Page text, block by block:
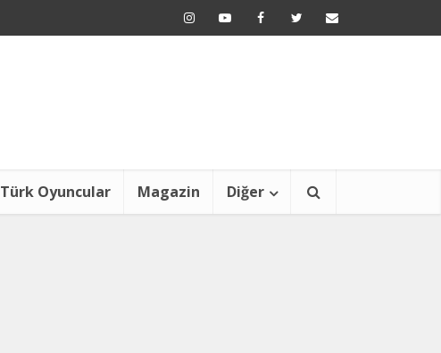
Türk Oyuncular Magazin Diğer